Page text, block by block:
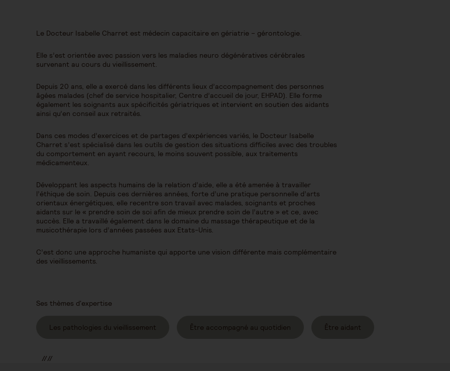
Le Docteur Isabelle Charret est médecin capacitaire en gériatrie – gérontologie.
Elle s’est orientée avec passion vers les maladies neuro dégénératives cérébrales
survenant au cours du vieillissement.
Depuis 20 ans, elle a exercé dans les différents lieux d’accompagnement des personnes
âgées malades (chef de service hospitalier, Centre d’accueil de jour, EHPAD). Elle forme
également les soignants aux spécificités gériatriques et intervient en soutien des aidants
ainsi qu’en conseil aux retraités.
Dans ces modes d’exercices et de partages d’expériences variés, le Docteur Isabelle
Charret s’est spécialisé dans les outils de gestion des situations difficiles avec des troubles
du comportement en ayant recours, le moins souvent possible, aux traitements
médicamenteux.
Développant les aspects humains de la relation d’aide, elle a été amenée à travailler
l’éthique de soin. Depuis ces dernières années, forte d’une pratique personnelle d’arts
orientaux énergétiques, elle recentre son travail avec malades, soignants et proches
aidants sur le « prendre soin de soi afin de mieux prendre soin de l’autre » et ce, avec
succès. Elle a travaillé également dans le domaine du massage thérapeutique et de la
musicothérapie lors d’années passées aux Etats-Unis.
C’est donc une approche humaniste qui apporte une vision différente mais complémentaire
des vieillissements.
Ses thèmes d'expertise
Les pathologies du vieillissement Être accompagné au quotidien Être aidant
////